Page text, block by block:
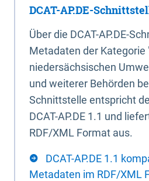
DCAT-AP.DE-
Über die DCAT-AP.DE-
Metadaten der Kategorie
niedersächsischen
und weiterer Behörden
Schnittstelle entspricht
DCAT-AP.DE 1.1 und
RDF/XML Format aus.
DCAT-AP.DE 1.1
Metadaten im RDF/XML